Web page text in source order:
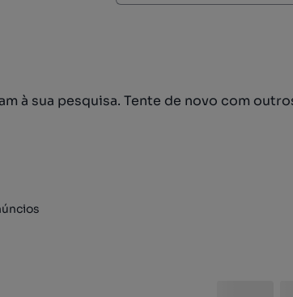
à sua pesquisa. Tente de novo com